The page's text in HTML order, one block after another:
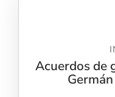
Acuerdos de